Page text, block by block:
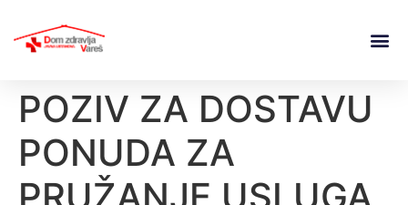
POZIV ZA DOSTAVU
PONUDA ZA